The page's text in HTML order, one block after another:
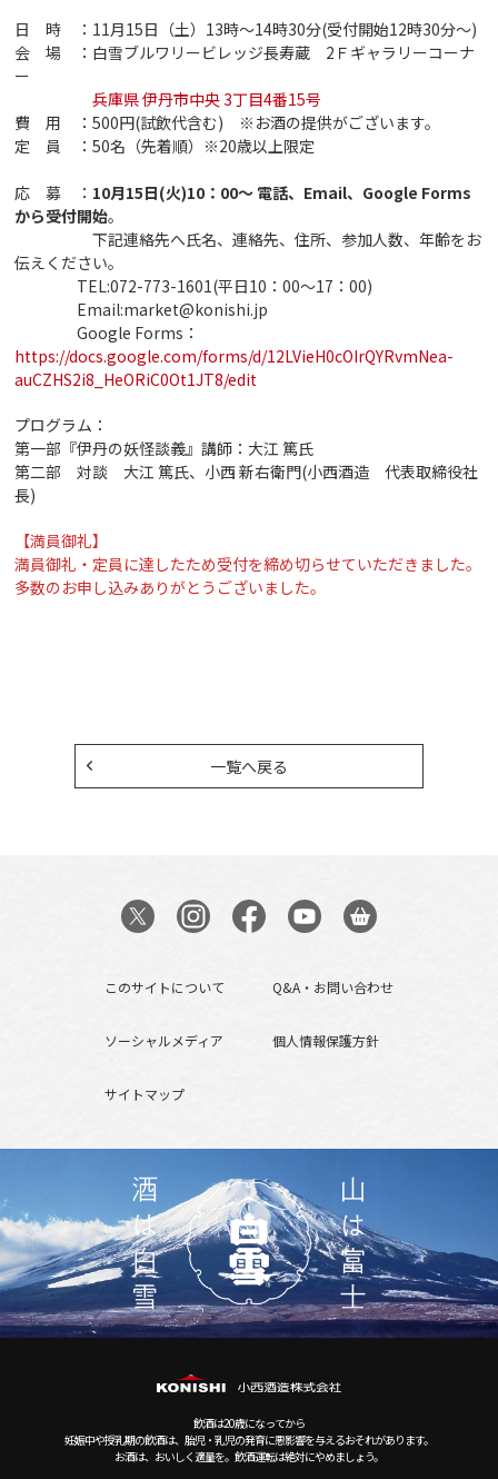
日 時 ：11月15日（土）13時～14時30分(受付開始12時30分～)
会 場 ：白雪ブルワリービレッジ長寿蔵 2Ｆギャラリーコーナ
ー
兵庫県 伊丹市中央 3丁目4番15号
費 用 ：500円(試飲代含む) ※お酒の提供がございます。
定 員 ：50名（先着順）※20歳以上限定
応 募 ： 10月15日(火)10：00～ 電話、Email、Google Forms
から受付開始。
下記連絡先へ氏名、連絡先、住所、参加人数、年齢をお
伝えください。
TEL:072-773-1601(平日10：00～17：00)
Email:market@konishi.jp
Google Forms：
https://docs.google.com/forms/d/12LVieH0cOIrQYRvmNea-
auCZHS2i8_HeORiC0Ot1JT8/edit
プログラム：
第一部『伊丹の妖怪談義』講師：大江 篤氏
第二部 対談 大江 篤氏、小西 新右衛門(小西酒造 代表取締役社
長)
【満員御礼】
満員御礼・定員に達したため受付を締め切らせていただきました。
多数のお申し込みありがとうございました。
一覧へ戻る
このサイトについて Q&A・お問い合わせ
ソーシャルメディア 個人情報保護方針
サイトマップ
飲酒は20歳になってから
妊娠中や授乳期の飲酒は、胎児・乳児の発育に悪影響を与えるおそれがあります。
お酒は、おいしく適量を。飲酒運転は絶対にやめましょう。